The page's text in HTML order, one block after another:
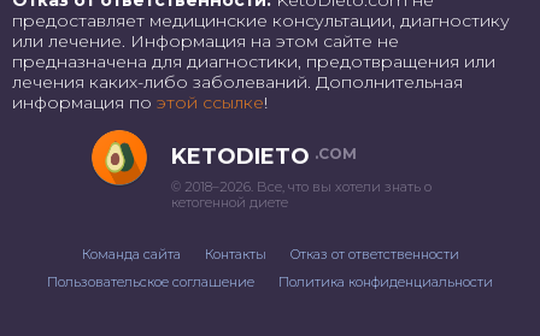
предоставляет медицинские консультации, диагностику
или лечение. Информация на этом сайте не
предназначена для диагностики, предотвращения или
лечения каких-либо заболеваний. Дополнительная
информация по этой ссылке!
KETODIETO .COM
© 2018–2026. Все, что вы хотели знать о
кетогенной диете
Команда сайта Контакты
Отказ от ответственности
Пользовательское соглашение
Политика конфиденциальности